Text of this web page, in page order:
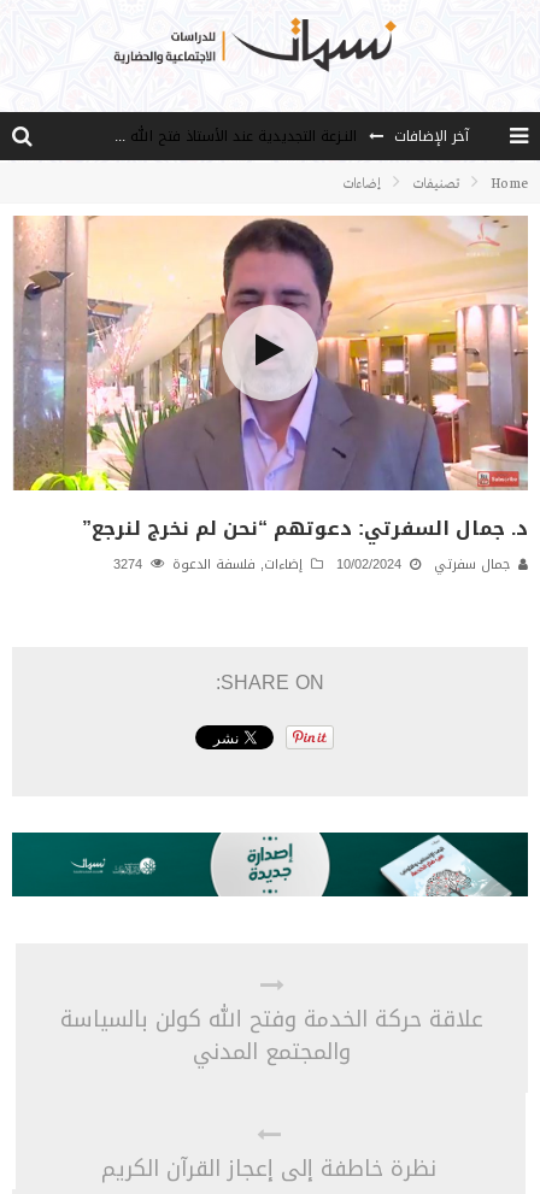
آخر الإضافات
النـزعة التجديدية عند الأستاذ فتح الله كولن
الأستاذ عالما عارفا حكيما
مصادر العلم وسببه
Home تصنيفات إضاءات
د. جمال السفرتي: دعوتهم “نحن لم نخرج لنرجع”
جمال سفرتي 10/02/2024 إضاءات, فلسفة الدعوة
SHARE ON:
علاقة حركة الخدمة وفتح الله كولن بالسياسة
والمجتمع المدني
نظرة خاطفة إلى إعجاز القرآن الكريم